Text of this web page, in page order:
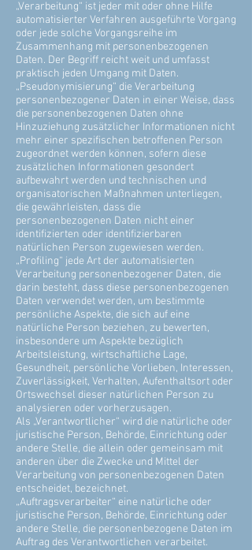
„Verarbeitung“ ist jeder mit oder ohne Hilfe
automatisierter Verfahren ausgeführte Vorgang
oder jede solche Vorgangsreihe im
Zusammenhang mit personenbezogenen
Daten. Der Begriff reicht weit und umfasst
praktisch jeden Umgang mit Daten.
„Pseudonymisierung“ die Verarbeitung
personenbezogener Daten in einer Weise, dass
die personenbezogenen Daten ohne
Hinzuziehung zusätzlicher Informationen nicht
mehr einer spezifischen betroffenen Person
zugeordnet werden können, sofern diese
zusätzlichen Informationen gesondert
aufbewahrt werden und technischen und
organisatorischen Maßnahmen unterliegen,
die gewährleisten, dass die
personenbezogenen Daten nicht einer
identifizierten oder identifizierbaren
natürlichen Person zugewiesen werden.
„Profiling“ jede Art der automatisierten
Verarbeitung personenbezogener Daten, die
darin besteht, dass diese personenbezogenen
Daten verwendet werden, um bestimmte
persönliche Aspekte, die sich auf eine
natürliche Person beziehen, zu bewerten,
insbesondere um Aspekte bezüglich
Arbeitsleistung, wirtschaftliche Lage,
Gesundheit, persönliche Vorlieben, Interessen,
Zuverlässigkeit, Verhalten, Aufenthaltsort oder
Ortswechsel dieser natürlichen Person zu
analysieren oder vorherzusagen.
Als „Verantwortlicher“ wird die natürliche oder
juristische Person, Behörde, Einrichtung oder
andere Stelle, die allein oder gemeinsam mit
anderen über die Zwecke und Mittel der
Verarbeitung von personenbezogenen Daten
entscheidet, bezeichnet.
„Auftragsverarbeiter“ eine natürliche oder
juristische Person, Behörde, Einrichtung oder
andere Stelle, die personenbezogene Daten im
Auftrag des Verantwortlichen verarbeitet.